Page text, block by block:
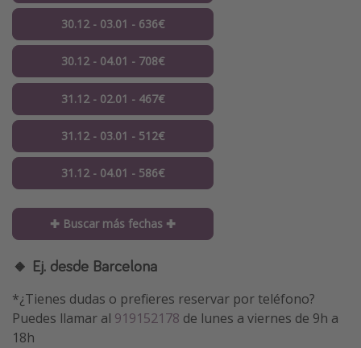
30.12 - 03.01 - 636€
30.12 - 04.01 - 708€
31.12 - 02.01 - 467€
31.12 - 03.01 - 512€
31.12 - 04.01 - 586€
✚ Buscar más fechas ✚
🔸 Ej. desde Barcelona
*¿Tienes dudas o prefieres reservar por teléfono?
Puedes llamar al 919152178 de lunes a viernes de 9h a
18h